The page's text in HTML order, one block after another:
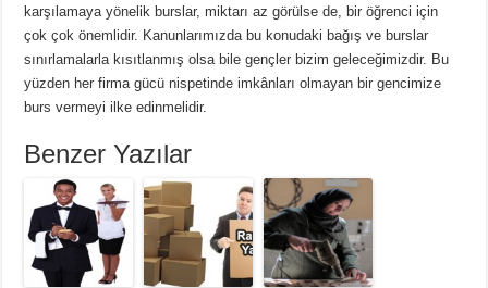
karşılamaya yönelik burslar, miktarı az görülse de, bir öğrenci için
çok çok önemlidir. Kanunlarımızda bu konudaki bağış ve burslar
sınırlamalarla kısıtlanmış olsa bile gençler bizim geleceğimizdir. Bu
yüzden her firma gücü nispetinde imkânları olmayan bir gencimize
burs vermeyi ilke edinmelidir.
Benzer Yazılar